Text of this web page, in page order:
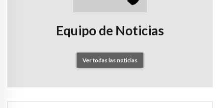
Equipo de Noticias
Ver todas las noticias